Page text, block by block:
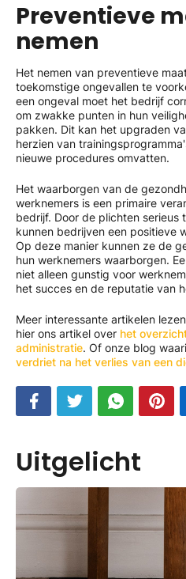
Preventieve
nemen
Het nemen van preventieve
toekomstige ongevallen te
een ongeval moet het bedrijf
om zwakke punten in hun
pakken. Dit kan het upgraden
herzien van
nieuwe procedures omvatten.
Het waarborgen van de
werknemers is een primaire
bedrijf. Door de plichten serieus
kunnen bedrijven een positieve
Op deze manier kunnen ze de
hun werknemers waarborgen.
niet alleen gunstig voor
het succes en de reputatie van
Meer interessante artikelen
hier ons artikel over het
administratie. Of onze blog
verdriet na het verlies van een
Uitgelicht